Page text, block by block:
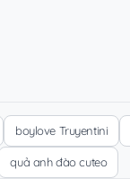
boylove Truyentini
quả anh đào cuteo